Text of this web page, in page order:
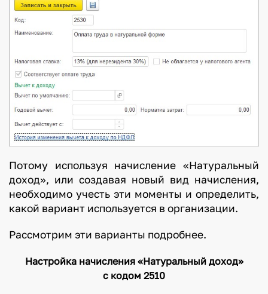
Потому используя начисление «Натуральный
доход», или создавая новый вид начисления,
необходимо учесть эти моменты и определить,
какой вариант используется в организации.
Рассмотрим эти варианты подробнее.
Настройка начисления «Натуральный доход»
с кодом 2510